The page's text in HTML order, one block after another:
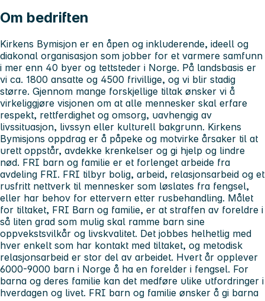
Om bedriften
Kirkens Bymisjon er en åpen og inkluderende, ideell og
diakonal organisasjon som jobber for et varmere samfunn
i mer enn 40 byer og tettsteder i Norge. På landsbasis er
vi ca. 1800 ansatte og 4500 frivillige, og vi blir stadig
større. Gjennom mange forskjellige tiltak ønsker vi å
virkeliggjøre visjonen om at alle mennesker skal erfare
respekt, rettferdighet og omsorg, uavhengig av
livssituasjon, livssyn eller kulturell bakgrunn. Kirkens
Bymisjons oppdrag er å påpeke og motvirke årsaker til at
urett oppstår, avdekke krenkelser og gi hjelp og lindre
nød. FRI barn og familie er et forlenget arbeide fra
avdeling FRI. FRI tilbyr bolig, arbeid, relasjonsarbeid og et
rusfritt nettverk til mennesker som løslates fra fengsel,
eller har behov for ettervern etter rusbehandling. Målet
for tiltaket, FRI Barn og familie, er at straffen av foreldre i
så liten grad som mulig skal ramme barn sine
oppvekstsvilkår og livskvalitet. Det jobbes helhetlig med
hver enkelt som har kontakt med tiltaket, og metodisk
relasjonsarbeid er stor del av arbeidet. Hvert år opplever
6000-9000 barn i Norge å ha en forelder i fengsel. For
barna og deres familie kan det medføre ulike utfordringer i
hverdagen og livet. FRI barn og familie ønsker å gi barna